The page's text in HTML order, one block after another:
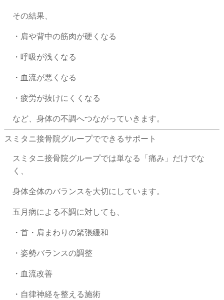
その結果、
・肩や背中の筋肉が硬くなる
・呼吸が浅くなる
・血流が悪くなる
・疲労が抜けにくくなる
など、身体の不調へつながっていきます。
スミタニ接骨院グループでできるサポート
スミタニ接骨院グループでは単なる「痛み」だけでな
く、
身体全体のバランスを大切にしています。
五月病による不調に対しても、
・首・肩まわりの緊張緩和
・姿勢バランスの調整
・血流改善
・自律神経を整える施術